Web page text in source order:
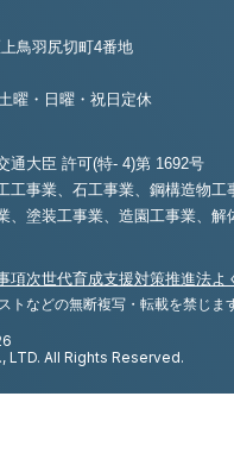
鳥羽尻切町4番地
曜・日曜・祝日定休
通大臣 許可(特- 4)第 1692号
工事業、石工事業、鋼構造物工
、塗装工事業、造園工事業、解
項次世代育成支援対策推進法よ
トなどの無断複写・転載を禁じま
All Rights Reserved.